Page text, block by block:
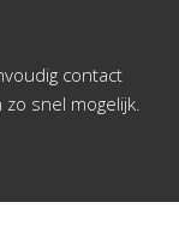
contact
snel mogelijk.